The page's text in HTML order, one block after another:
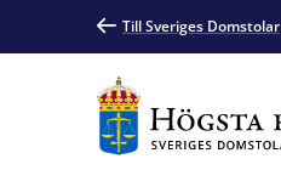
Till Sveriges Domstolar